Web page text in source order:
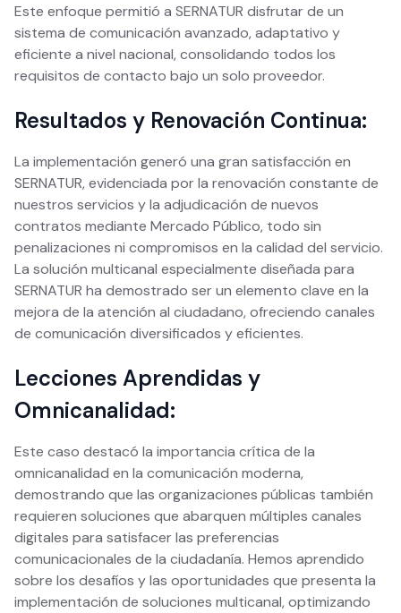
Este enfoque permitió a SERNATUR disfrutar de un
sistema de comunicación avanzado, adaptativo y
eficiente a nivel nacional, consolidando todos los
requisitos de contacto bajo un solo proveedor.
Resultados y Renovación Continua:
La implementación generó una gran satisfacción en
SERNATUR, evidenciada por la renovación constante de
nuestros servicios y la adjudicación de nuevos
contratos mediante Mercado Público, todo sin
penalizaciones ni compromisos en la calidad del servicio.
La solución multicanal especialmente diseñada para
SERNATUR ha demostrado ser un elemento clave en la
mejora de la atención al ciudadano, ofreciendo canales
de comunicación diversificados y eficientes.
Lecciones Aprendidas y
Omnicanalidad:
Este caso destacó la importancia crítica de la
omnicanalidad en la comunicación moderna,
demostrando que las organizaciones públicas también
requieren soluciones que abarquen múltiples canales
digitales para satisfacer las preferencias
comunicacionales de la ciudadanía. Hemos aprendido
sobre los desafíos y las oportunidades que presenta la
implementación de soluciones multicanal, optimizando